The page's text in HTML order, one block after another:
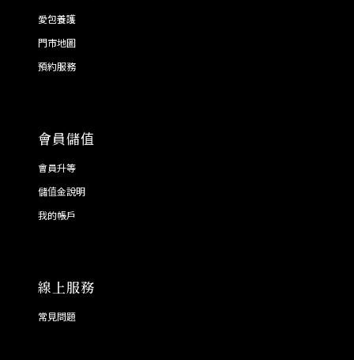
愛包養護
門市地圖
預約服務
會員儲值
會員升等
儲值金說明
我的帳戶
線上服務
常見問題